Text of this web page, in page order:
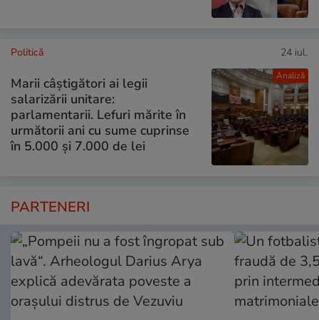
Analiză
Politică 24 iul.
Marii câștigători ai legii
salarizării unitare:
parlamentarii. Lefuri mărite în
următorii ani cu sume cuprinse
în 5.000 și 7.000 de lei
PARTENERI